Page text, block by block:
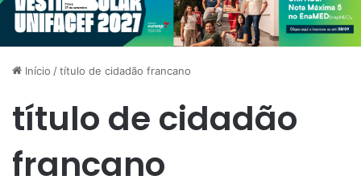
Início /título de cidadão francano
título de cidadão
francano